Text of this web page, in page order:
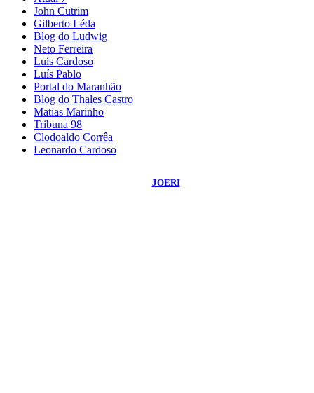
John Cutrim
Gilberto Léda
Blog do Ludwig
Neto Ferreira
Luís Cardoso
Luís Pablo
Portal do Maranhão
Blog do Thales Castro
Matias Marinho
Tribuna 98
Clodoaldo Corrêa
Leonardo Cardoso
JOERI